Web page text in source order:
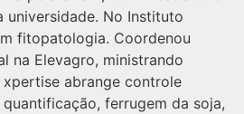
universidade. No Instituto
fitopatologia. Coordenou
na Elevagro, ministrando
xpertise abrange controle
ferrugem da soja,